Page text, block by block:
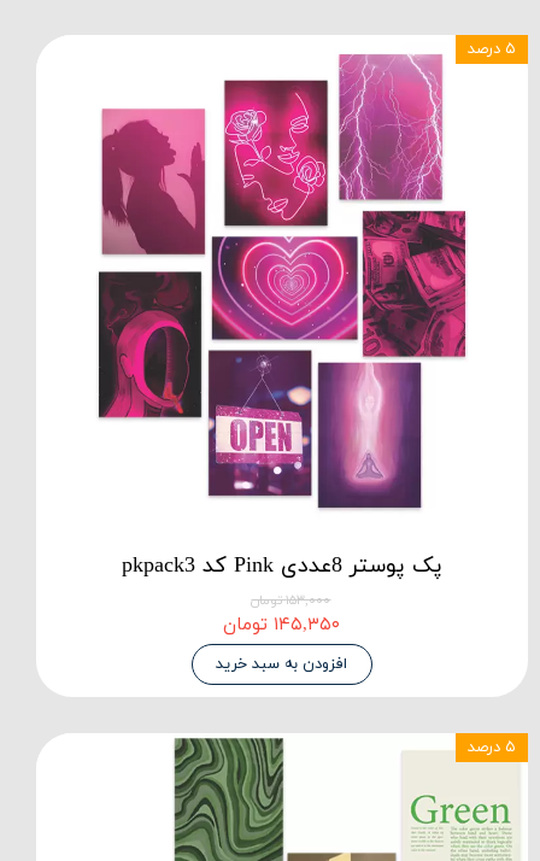
پک پوستر 8عددی Pink کد pkpack3
۱۵۳,۰۰۰ تومان
۱۴۵,۳۵۰ تومان
افزودن به سبد خرید
۵ درصد
۵ درصد